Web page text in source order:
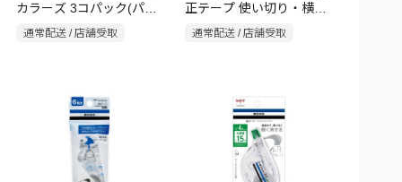
カラーズ 3コパック(パー
プル・ピンク・グリーン)
JCE-311X
通常配送 / 店舗受取
正テープ 使い切り・横引
きタイプ 2.5mm×4m CT-
YCN2.5
通常配送 / 店舗受取